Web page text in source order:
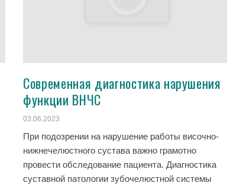
Современная диагностика нарушения
функции ВНЧС
03.06.2023
При подозрении на нарушение работы височно-
нижнечелюстного сустава важно грамотно
провести обследование пациента. Диагностика
суставной патологии зубочелюстной системы